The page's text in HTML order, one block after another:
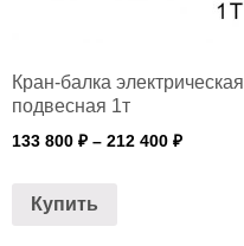
Кран-балка электрическая
подвесная 1т
133 800 ₽ – 212 400 ₽
Купить